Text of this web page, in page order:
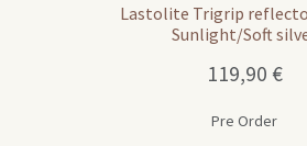
Lastolite Trigrip
Sunlight/Soft
119,90 €
Pre Order